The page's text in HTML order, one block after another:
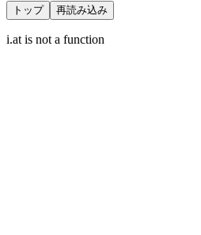
トップ 再読み込み
i.at is not a function